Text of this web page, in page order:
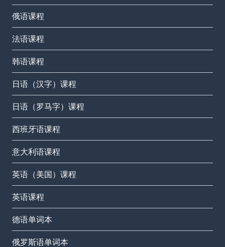
俄语课程
法语课程
韩语课程
日语（汉字）课程
日语（罗马字）课程
西班牙语课程
意大利语课程
英语（美国）课程
英语课程
德语单词本
俄罗斯语单词本